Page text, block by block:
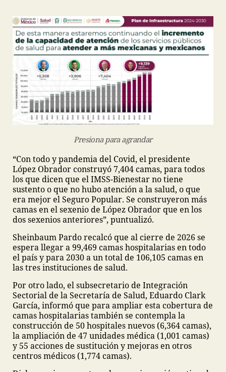
Presiona para agrandar
“Con todo y pandemia del Covid, el presidente
López Obrador construyó 7,404 camas, para todos
los que dicen que el IMSS-Bienestar no tiene
sustento o que no hubo atención a la salud, o que
era mejor el Seguro Popular. Se construyeron más
camas en el sexenio de López Obrador que en los
dos sexenios anteriores”, puntualizó.
Sheinbaum Pardo recalcó que al cierre de 2026 se
espera llegar a 99,469 camas hospitalarias en todo
el país y para 2030 a un total de 106,105 camas en
las tres instituciones de salud.
Por otro lado, el subsecretario de Integración
Sectorial de la Secretaría de Salud, Eduardo Clark
García, informó que para ampliar esta cobertura de
camas hospitalarias también se contempla la
construcción de 50 hospitales nuevos (6,364 camas),
la ampliación de 47 unidades médica (1,001 camas)
y 55 acciones de sustitución y mejoras en otros
centros médicos (1,774 camas).